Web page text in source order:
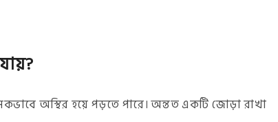
অস্থির হয়ে পড়তে পারে। অন্তত একটি জোড়া রাখা